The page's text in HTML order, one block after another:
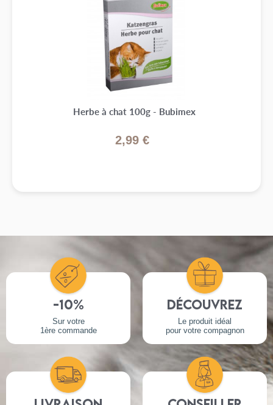
Herbe à chat 100g - Bubimex
2,99 €
-10%
Sur votre
1ère commande
Découvrez
Le produit idéal
pour votre compagnon